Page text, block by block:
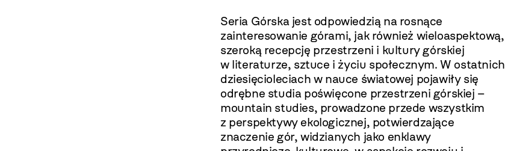
Seria Górska jest odpowiedzią na rosnące
zainteresowanie górami, jak również wieloaspektową,
szeroką recepcję przestrzeni i kultury górskiej
w literaturze, sztuce i życiu społecznym. W ostatnich
dziesięcioleciach w nauce światowej pojawiły się
odrębne studia poświęcone przestrzeni górskiej –
mountain studies, prowadzone przede wszystkim
z perspektywy ekologicznej, potwierdzające
znaczenie gór, widzianych jako enklawy